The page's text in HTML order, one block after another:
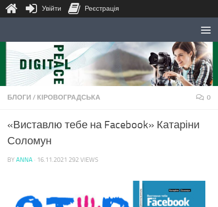
Skip to content
БЛОГИ / КІРОВОГРАДСЬКА 0
«Виставлю тебе на Facebook» Катаріни
Соломун
BY ANNA · 16.11.2021 292 VIEWS
Увійти Реєстрація